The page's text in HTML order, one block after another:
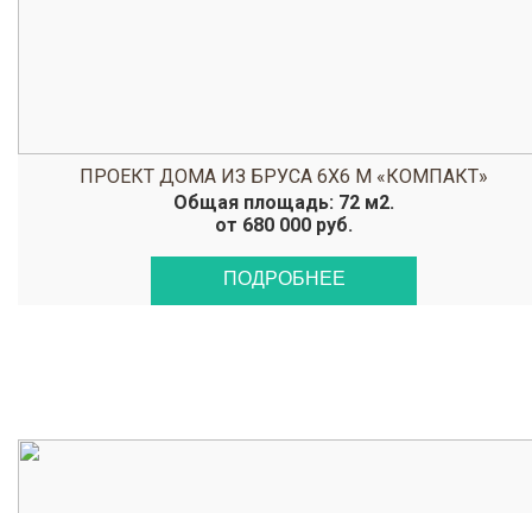
ПРОЕКТ ДОМА ИЗ БРУСА 6Х6 М «КОМПАКТ»
Общая площадь: 72 м2.
от 680 000 руб.
ПОДРОБНЕЕ